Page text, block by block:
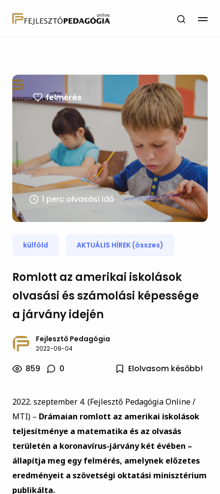
felmérés
1 perc olvasási idő
külföld AKTUÁLIS HÍREK (összes)
Romlott az amerikai iskolások
olvasási és számolási képessége
a járvány idején
Fejlesztő Pedagógia
2022-09-04
859 0 Elolvasom később!
2022. szeptember 4. (Fejlesztő Pedagógia Online /
MTI) – Drámaian romlott az amerikai iskolások
teljesítménye a matematika és az olvasás
területén a koronavírus-járvány két évében –
állapítja meg egy felmérés, amelynek előzetes
eredményeit a szövetségi oktatási minisztérium
publikálta.